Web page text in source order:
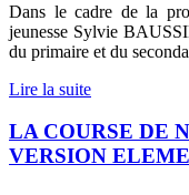
Dans le cadre de la
jeunesse Sylvie
du primaire et du
Lire la suite
LA COURSE DE
VERSION